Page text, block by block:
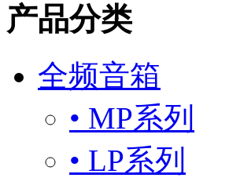
产品分类
全频音箱
• MP系列
• LP系列